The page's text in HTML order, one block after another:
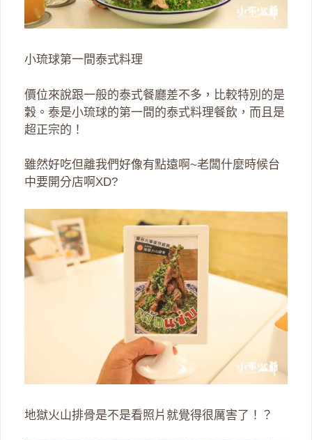
小琉球第一間泰式料理
價位來說跟一般的泰式餐廳差不多，比較特別的是
穀。泰是小琉球的第一間的泰式料理餐飲，而且是
超正宗的！
雖然好吃但離我們好像有點遠啊~老闆什麼時候台
中要開分店啊XD?
地獄火山排骨是不是看照片就覺得很厲害了！？